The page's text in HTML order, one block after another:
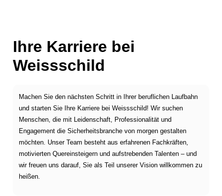
Ihre Karriere bei
Weissschild
Machen Sie den nächsten Schritt in Ihrer beruflichen Laufbahn
und starten Sie Ihre Karriere bei Weissschild! Wir suchen
Menschen, die mit Leidenschaft, Professionalität und
Engagement die Sicherheitsbranche von morgen gestalten
möchten. Unser Team besteht aus erfahrenen Fachkräften,
motivierten Quereinsteigern und aufstrebenden Talenten – und
wir freuen uns darauf, Sie als Teil unserer Vision willkommen zu
heißen.